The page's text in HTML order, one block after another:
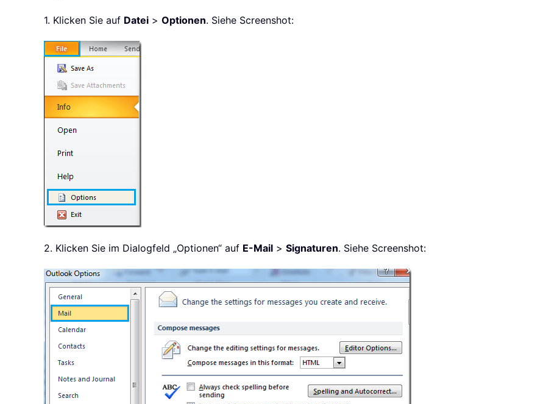
1. Klicken Sie auf Datei > Optionen. Siehe Screenshot:
2. Klicken Sie im Dialogfeld „Optionen“ auf E-Mail > Signaturen. Siehe Screenshot: